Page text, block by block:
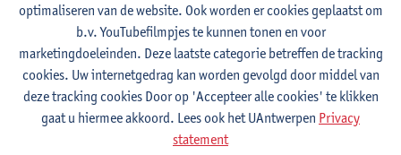
Module1: Aansprakelijkheid
1E SEM
3
studiepunten
Lesgever(s):
Dimitri Verhoeven
Module 2: Schade en schadeloosstelling
1E SEM
3studiepunten
Victor Schollaert
optimaliseren van de website. Ook worden er cookies geplaatst om
b.v. YouTubefilmpjes te kunnen tonen en voor
marketingdoeleinden. Deze laatste categorie betreffen de tracking
cookies. Uw internetgedrag kan worden gevolgd door middel van
deze tracking cookies Door op 'Accepteer alle cookies' te klikken
gaat u hiermee akkoord. Lees ook het UAntwerpen Privacy
statement